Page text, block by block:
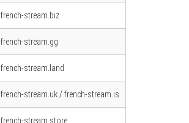
french-stream.biz
french-stream.gg
french-stream.land
french-stream.uk / french-stream.is
french-stream.store